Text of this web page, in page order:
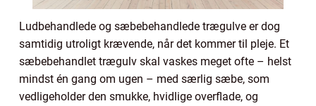
Ludbehandlede og sæbebehandlede trægulve er dog
samtidig utroligt krævende, når det kommer til pleje. Et
sæbebehandlet trægulv skal vaskes meget ofte – helst
mindst én gang om ugen – med særlig sæbe, som
vedligeholder den smukke, hvidlige overflade, og